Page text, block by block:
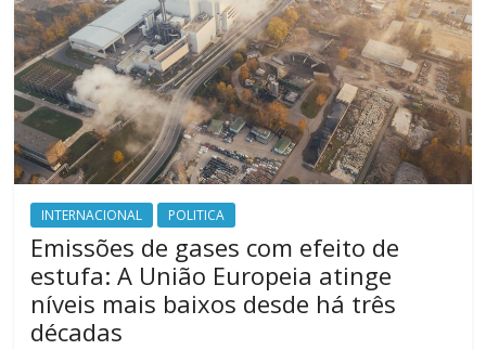
INTERNACIONAL POLITICA
Emissões de gases com efeito de
estufa: A União Europeia atinge
níveis mais baixos desde há três
décadas